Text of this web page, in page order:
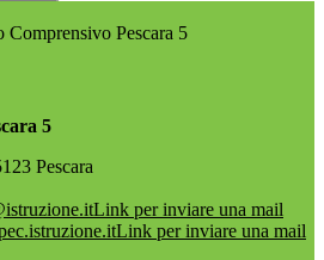
Comprensivo Pescara 5
5
Pescara
Link per inviare una mail
Link per inviare una mail